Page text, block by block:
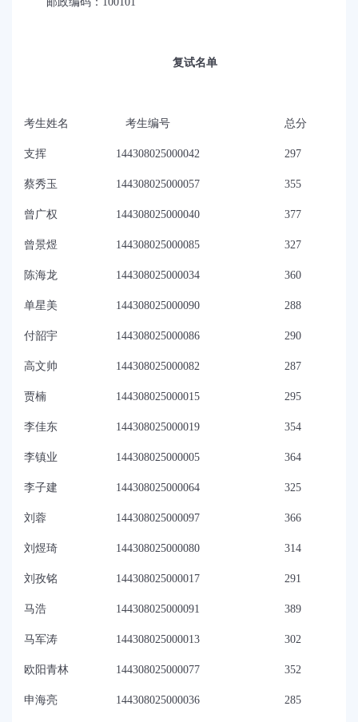
复试名单
考生姓名 考生编号 总分
支挥 144308025000042 297
蔡秀玉 144308025000057 355
曾广权 144308025000040 377
曾景煜 144308025000085 327
陈海龙 144308025000034 360
单星美 144308025000090 288
付韶宇 144308025000086 290
高文帅 144308025000082 287
贾楠 144308025000015 295
李佳东 144308025000019 354
李镇业 144308025000005 364
李子建 144308025000064 325
刘蓉 144308025000097 366
刘煜琦 144308025000080 314
刘孜铭 144308025000017 291
马浩 144308025000091 389
马军涛 144308025000013 302
欧阳青林 144308025000077 352
申海亮 144308025000036 285